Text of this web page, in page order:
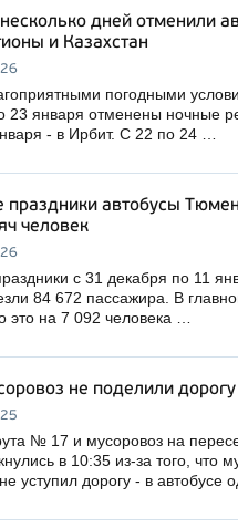
дней отменили
и Казахстан
погодными
января отменены ночные
- в Ирбит. С 22 по 24 …
праздники автобусы
человек
с 31 декабря по 11
84 672 пассажира. В
это на 7 092 человека …
не поделили
№ 17 и мусоровоз на
в 10:35 из-за того, что
уступил дорогу - в автобусе